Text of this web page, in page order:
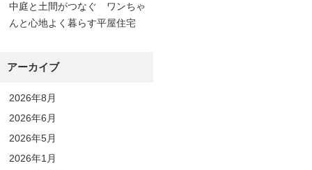
中庭と土間がつなぐ ワンちゃ
んと心地よく暮らす平屋住宅
アーカイブ
2026年8月
2026年6月
2026年5月
2026年1月